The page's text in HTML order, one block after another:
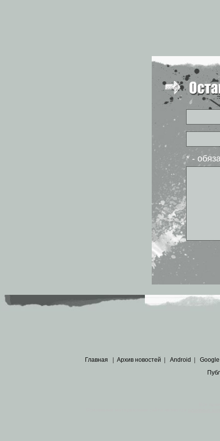
* -
Главная | Архив новостей | Android | Google